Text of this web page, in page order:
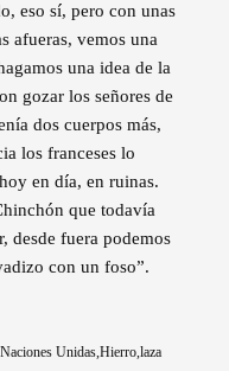
eso sí, pero con unas
afueras, vemos una
una idea de la
gozar los señores de
dos cuerpos más,
los franceses lo
en día, en ruinas.
que todavía
desde fuera podemos
con un foso”.
Unidas Hierro laza